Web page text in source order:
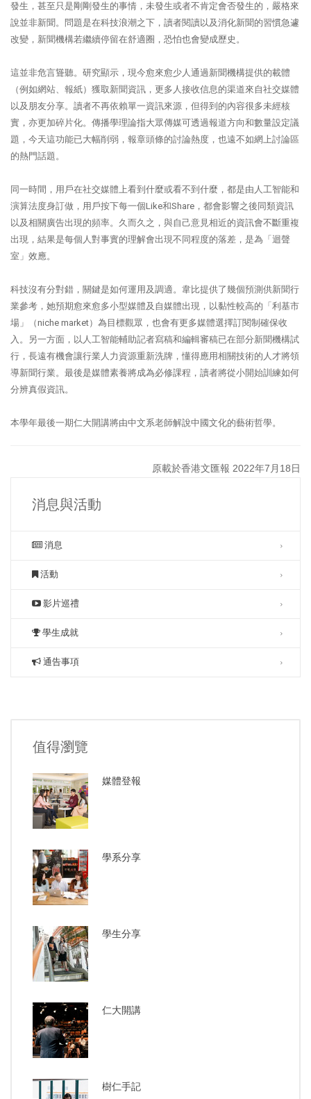
發生，甚至只是剛剛發生的事情，未發生或者不肯定會否發生的，嚴格來
說並非新聞。問題是在科技浪潮之下，讀者閱讀以及消化新聞的習慣急遽
改變，新聞機構若繼續停留在舒適圈，恐怕也會變成歷史。
這並非危言聳聽。研究顯示，現今愈來愈少人通過新聞機構提供的載體
（例如網站、報紙）獲取新聞資訊，更多人接收信息的渠道來自社交媒體
以及朋友分享。讀者不再依賴單一資訊來源，但得到的內容很多未經核
實，亦更加碎片化。傳播學理論指大眾傳媒可透過報道方向和數量設定議
題，今天這功能已大幅削弱，報章頭條的討論熱度，也遠不如網上討論區
的熱門話題。
同一時間，用戶在社交媒體上看到什麼或看不到什麼，都是由人工智能和
演算法度身訂做，用戶按下每一個Like和Share，都會影響之後同類資訊
以及相關廣告出現的頻率。久而久之，與自己意見相近的資訊會不斷重複
出現，結果是每個人對事實的理解會出現不同程度的落差，是為「迴聲
室」效應。
科技沒有分對錯，關鍵是如何運用及調適。韋比提供了幾個預測供新聞行
業參考，她預期愈來愈多小型媒體及自媒體出現，以黏性較高的「利基市
場」（niche market）為目標觀眾，也會有更多媒體選擇訂閱制確保收
入。另一方面，以人工智能輔助記者寫稿和編輯審稿已在部分新聞機構試
行，長遠有機會讓行業人力資源重新洗牌，懂得應用相關技術的人才將領
導新聞行業。最後是媒體素養將成為必修課程，讀者將從小開始訓練如何
分辨真假資訊。
本學年最後一期仁大開講將由中文系老師解說中國文化的藝術哲學。
原載於香港文匯報 2022年7月18日
消息與活動
消息
活動
影片巡禮
學生成就
通告事項
值得瀏覽
媒體登報
學系分享
學生分享
仁大開講
樹仁手記